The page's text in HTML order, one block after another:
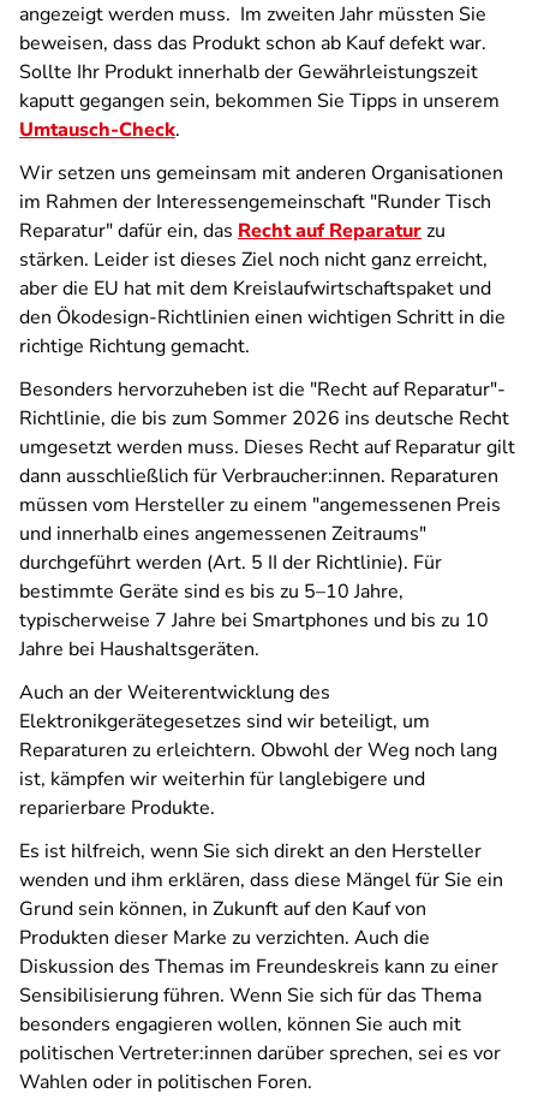
angezeigt werden muss. Im zweiten Jahr müssten Sie
beweisen, dass das Produkt schon ab Kauf defekt war.
Sollte Ihr Produkt innerhalb der Gewährleistungszeit
kaputt gegangen sein, bekommen Sie Tipps in unserem
Umtausch-Check.
Wir setzen uns gemeinsam mit anderen Organisationen
im Rahmen der Interessengemeinschaft "Runder Tisch
Reparatur" dafür ein, das Recht auf Reparaturzu
stärken. Leider ist dieses Ziel noch nicht ganz erreicht,
aber die EU hat mit dem Kreislaufwirtschaftspaket und
den Ökodesign-Richtlinien einen wichtigen Schritt in die
richtige Richtung gemacht.
Besonders hervorzuheben ist die "Recht auf Reparatur"-
Richtlinie, die bis zum Sommer 2026 ins deutsche Recht
umgesetzt werden muss. Dieses Recht auf Reparatur gilt
dann ausschließlich für Verbraucher:innen. Reparaturen
müssen vom Hersteller zu einem "angemessenen Preis
und innerhalb eines angemessenen Zeitraums"
durchgeführt werden (Art. 5 II der Richtlinie). Für
bestimmte Geräte sind es bis zu 5–10 Jahre,
typischerweise 7 Jahre bei Smartphones und bis zu 10
Jahre bei Haushaltsgeräten.
Auch an der Weiterentwicklung des
Elektronikgerätegesetzes sind wir beteiligt, um
Reparaturen zu erleichtern. Obwohl der Weg noch lang
ist, kämpfen wir weiterhin für langlebigere und
reparierbare Produkte.
Es ist hilfreich, wenn Sie sich direkt an den Hersteller
wenden und ihm erklären, dass diese Mängel für Sie ein
Grund sein können, in Zukunft auf den Kauf von
Produkten dieser Marke zu verzichten. Auch die
Diskussion des Themas im Freundeskreis kann zu einer
Sensibilisierung führen. Wenn Sie sich für das Thema
besonders engagieren wollen, können Sie auch mit
politischen Vertreter:innen darüber sprechen, sei es vor
Wahlen oder in politischen Foren.